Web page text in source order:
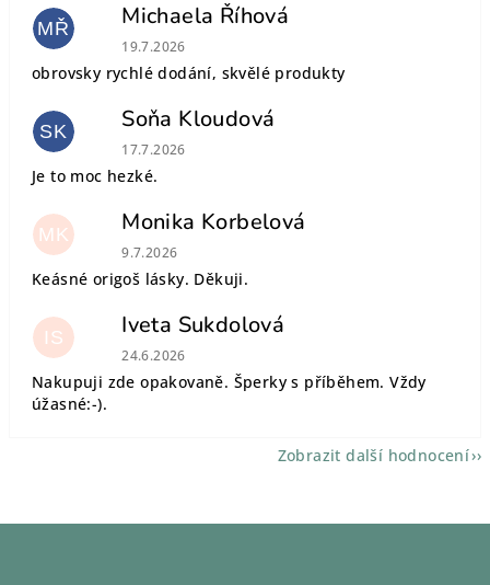
MŘ Michaela Říhová
Hodnocení obchodu je 5 z 5 hvězdiček.
19.7.2026
obrovsky rychlé dodání, skvělé produkty
SK Soňa Kloudová
Hodnocení obchodu je 5 z 5 hvězdiček.
17.7.2026
Je to moc hezké.
MK Monika Korbelová
Hodnocení obchodu je 5 z 5 hvězdiček.
9.7.2026
Keásné origoš lásky. Děkuji.
IS Iveta Sukdolová
Hodnocení obchodu je 5 z 5 hvězdiček.
24.6.2026
Nakupuji zde opakovaně. Šperky s příběhem. Vždy
úžasné:-).
Zobrazit další hodnocení